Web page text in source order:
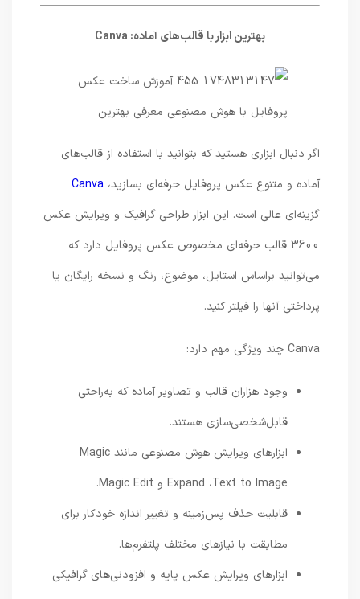
بهترین ابزار با قالب‌های آماده: Canva
اگر دنبال ابزاری هستید که بتوانید با استفاده از قالب‌های
آماده و متنوع عکس پروفایل حرفه‌ای بسازید،Canva
گزینه‌ای عالی است. این ابزار طراحی گرافیک و ویرایش عکس
3600 قالب حرفه‌ای مخصوص عکس پروفایل دارد که
می‌توانید براساس استایل، موضوع، رنگ و نسخه رایگان یا
پرداختی آنها را فیلتر کنید.
وجود هزاران قالب و تصاویر آماده که به‌راحتی
قابل‌شخصی‌سازی هستند.
ابزارهای ویرایش هوش مصنوعی مانند Magic
Expand ،Text to Image و Magic Edit.
قابلیت حذف پس‌زمینه و تغییر اندازه خودکار برای
مطابقت با نیازهای مختلف پلتفرم‌ها.
ابزارهای ویرایش عکس پایه و افزودنی‌های گرافیکی